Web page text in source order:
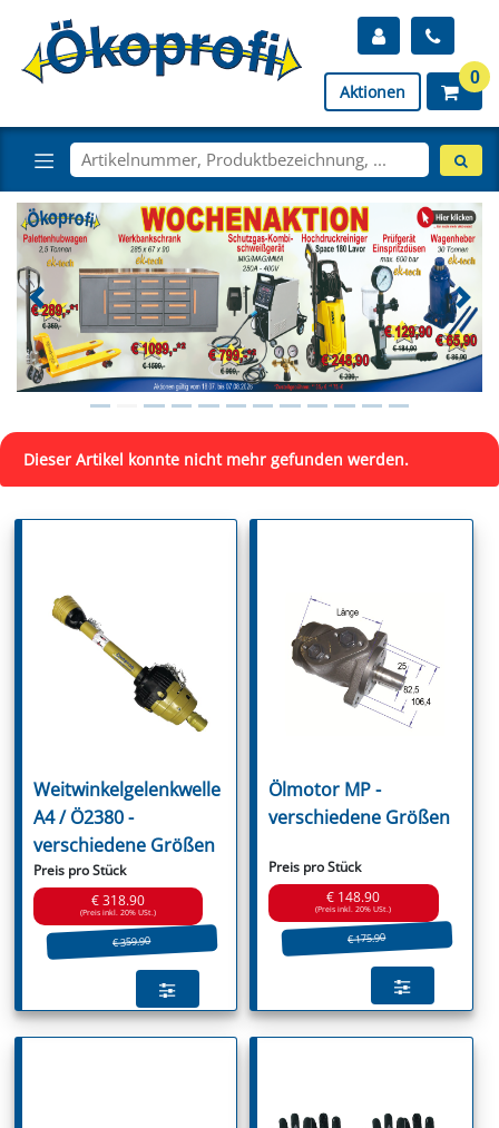
Aktionen
0
Dieser Artikel konnte nicht mehr gefunden werden.
Weitwinkelgelenkwelle
A4 / Ö2380 -
verschiedene Größen
Preis pro Stück
€ 318.90
(Preis inkl. 20% USt.)
€ 359.90
Ölmotor MP -
verschiedene Größen
Preis pro Stück
€ 148.90
(Preis inkl. 20% USt.)
€ 175.90